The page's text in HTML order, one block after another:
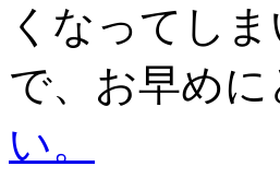
くなってし
で、お早め
い。